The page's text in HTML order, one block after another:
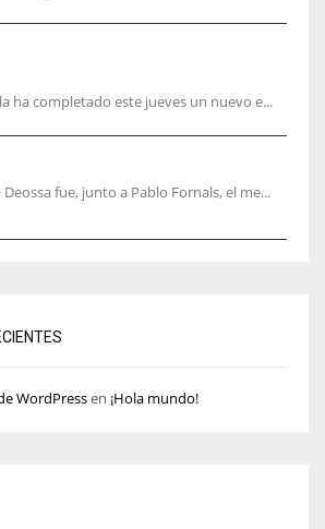
ha completado este jueves un nuevo e...
Deossa fue, junto a Pablo Fornals, el me...
WordPressen ¡Hola mundo!